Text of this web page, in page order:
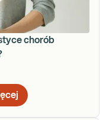
chorób